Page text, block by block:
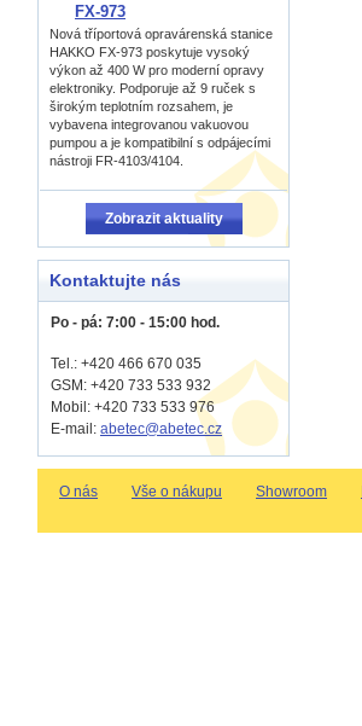
FX-973
Nová tříportová opravárenská stanice
HAKKO FX-973 poskytuje vysoký
výkon až 400 W pro moderní opravy
elektroniky. Podporuje až 9 ruček s
širokým teplotním rozsahem, je
vybavena integrovanou vakuovou
pumpou a je kompatibilní s odpájecími
nástroji FR-4103/4104.
Zobrazit aktuality
Kontaktujte nás
Po - pá: 7:00 - 15:00 hod.
Tel.: +420 466 670 035
GSM: +420 733 533 932
Mobil: +420 733 533 976
E-mail: abetec@abetec.cz
O nás Vše o nákupu Showroom